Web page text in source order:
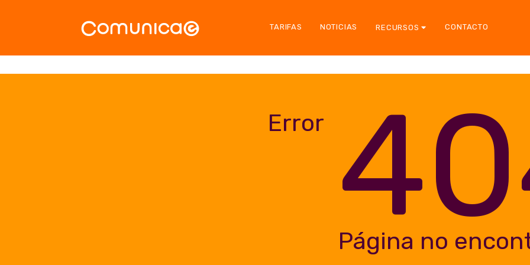
TARIFAS NOTICIAS RECURSOS CONTACTO
Error
Página no